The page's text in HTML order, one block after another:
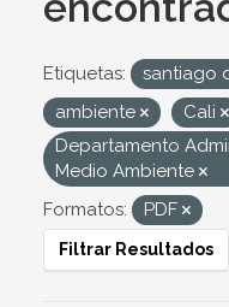
Etiquetas: santiago
ambiente
Cali
Departamento
Medio Ambiente
Formatos:
PDF
Filtrar Resultados